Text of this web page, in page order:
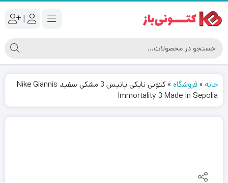
|
خانه »فروشگاه »
کتونی نایکی یانیس 3 مشکی سفید Nike Giannis
Immortality 3 Made In Sepolia